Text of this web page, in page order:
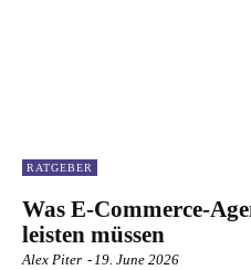
RATGEBER
Was E-Commerce-
leisten müssen
Alex Piter -19. June 2026